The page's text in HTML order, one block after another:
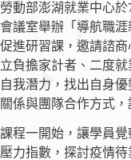
勞動部澎湖就業中心於
會議室舉辦「導航職
促進研習課，邀請諮
立負擔家計者、二度
自我潛力，找出自身
關係與團隊合作方式
課程一開始，讓學員
壓力指數，探討疫情